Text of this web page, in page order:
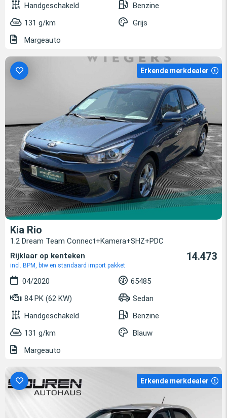
Handgeschakeld
Benzine
131 g/km
Grijs
Margeauto
Erkende merkdealer
Kia Rio
1.2 Dream Team Connect+Kamera+SHZ+PDC
Rijklaar op kenteken
incl. BPM, btw en standaard import pakket
14.473
04/2020
65485
84 PK (62 KW)
Sedan
Handgeschakeld
Benzine
131 g/km
Blauw
Margeauto
Erkende merkdealer